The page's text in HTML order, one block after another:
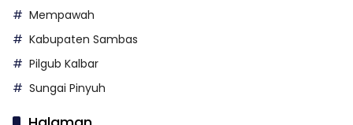
Mempawah
Kabupaten Sambas
Pilgub Kalbar
Sungai Pinyuh